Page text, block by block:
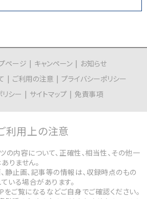
ページ キャンペーン
お知らせ
ご利用の注意
プライバシーポリシー
リシー
サイトマップ 免責事項
利用上の注意
内容について、正確性、相当性、その他一
りません。
静止画、記事等の情報は、収録時点のもの
いる場合があります。
ご覧になるなどご自身でご確認ください。